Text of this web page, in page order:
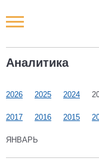
Аналитика
2026 2025 2024
2017 2016 2015
ЯНВАРЬ
Новости РФ
Наши мероприятия